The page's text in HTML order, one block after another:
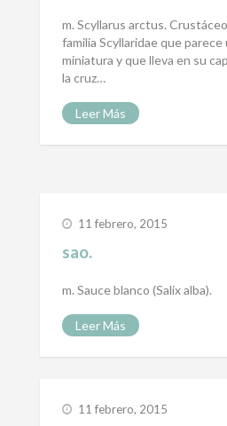
m. Scyllarus arctus.
familia Scyllaridae que
miniatura y que lleva en su
la cruz…
Leer Más
11 febrero, 2015
sao.
m. Sauce blanco (Salix alba).
Leer Más
11 febrero, 2015